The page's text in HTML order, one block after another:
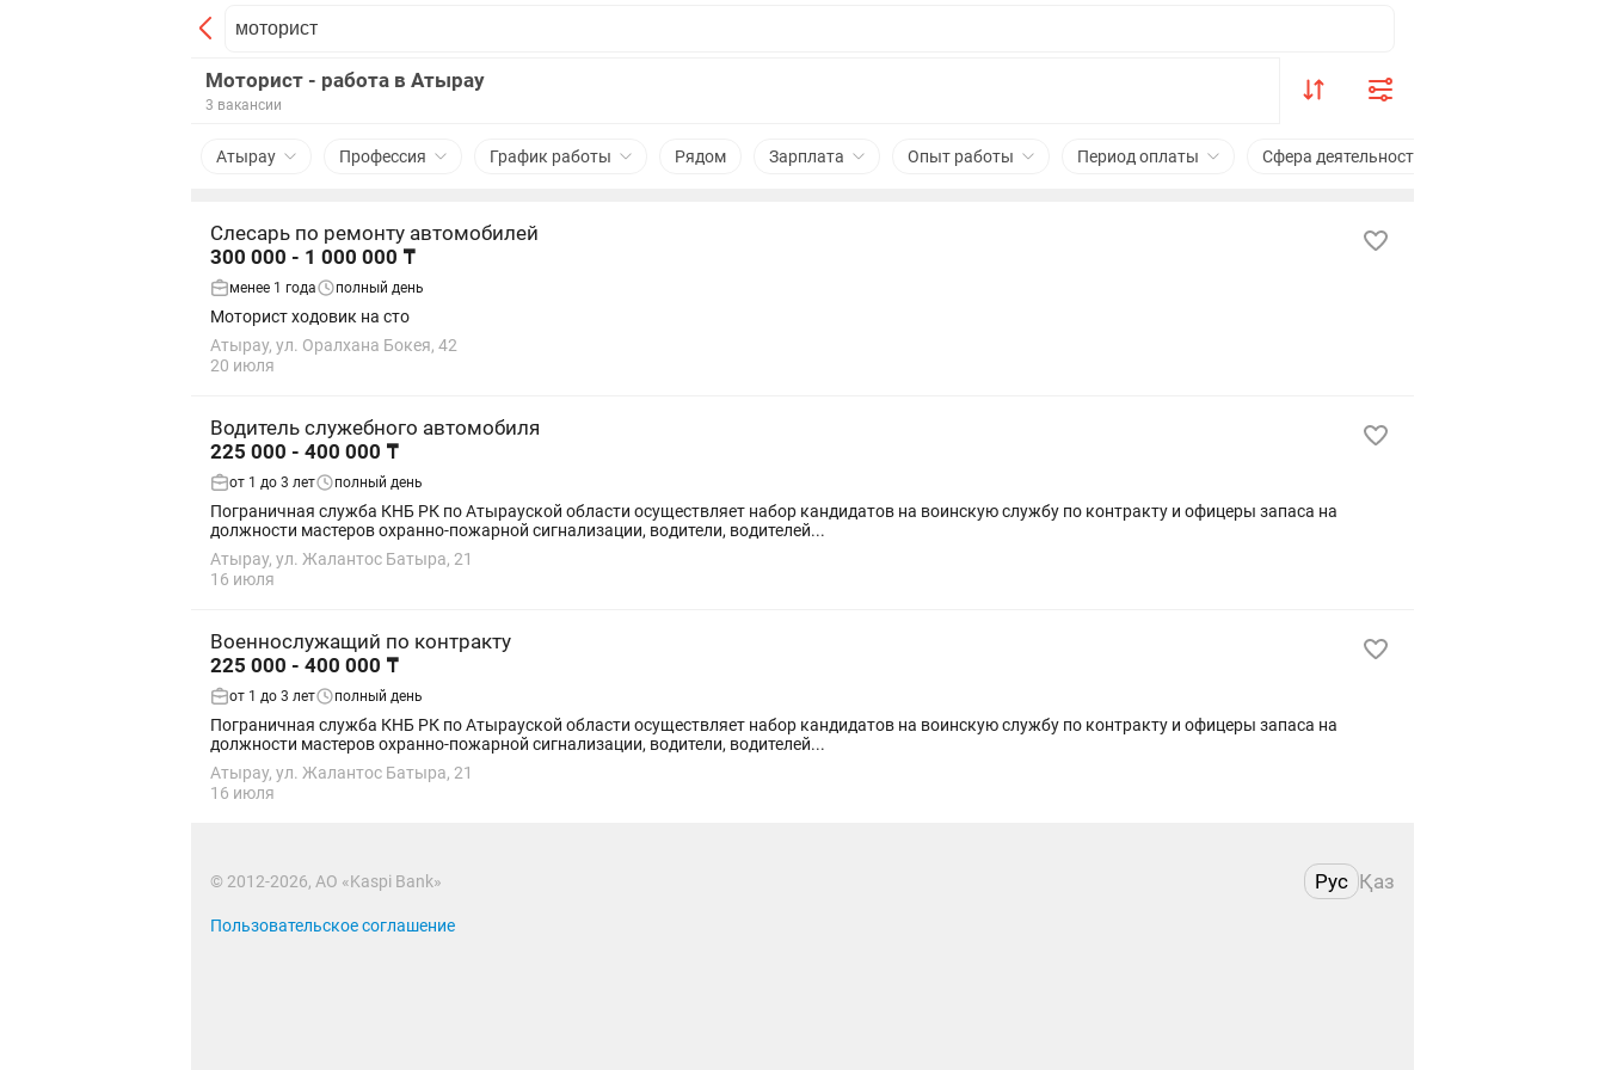
Моторист - работа в Атырау
3 вакансии
Атырау Профессия График работы Рядом Зарплата Опыт работы Период оплаты Сфера деятельности
Слесарь по ремонту автомобилей
300 000 - 1 000 000 ₸
менее 1 года полный день
Моторист ходовик на сто
Атырау, ул. Оралхана Бокея, 42
20 июля
Водитель служебного автомобиля
225 000 - 400 000 ₸
от 1 до 3 лет полный день
Пограничная служба КНБ РК по Атырауской области осуществляет набор кандидатов на воинскую службу по контракту и офицеры запаса на
должности мастеров охранно-пожарной сигнализации, водители, водителей...
Атырау, ул. Жалантос Батыра, 21
16 июля
Военнослужащий по контракту
225 000 - 400 000 ₸
от 1 до 3 лет полный день
Пограничная служба КНБ РК по Атырауской области осуществляет набор кандидатов на воинскую службу по контракту и офицеры запаса на
должности мастеров охранно-пожарной сигнализации, водители, водителей...
Атырау, ул. Жалантос Батыра, 21
16 июля
© 2012-2026, АО «Kaspi Bank» Рус Қаз
Пользовательское соглашение